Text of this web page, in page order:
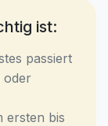
ist:
passiert
oder
ersten bis